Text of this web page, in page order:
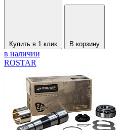
Купить в 1 клик В корзину
в наличии
ROSTAR